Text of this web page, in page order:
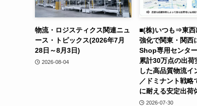
物流・ロジスティクス関連ニュ
ース・トピックス(2026年7月
28日～8月3日)
2026-08-04
■(株)いつも⇒東西
強化で関東・関西
Shop専用センタ
累計30万点の出荷
した高品質物流イ
／ドミナント戦略
に耐える安定出荷
2026-07-30